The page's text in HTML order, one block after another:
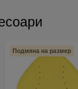
Подмяна на размер